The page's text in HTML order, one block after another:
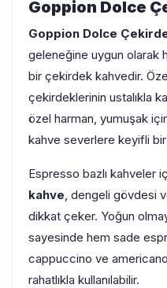
Goppion Dolce
Goppion Dolce
geleneğine uygun olarak
bir çekirdek kahvedir.
çekirdeklerinin ustalıkla
özel harman, yumuşak
kahve severlere keyifli
Espresso bazlı kahveler
kahve, dengeli gövdesi
dikkat çeker. Yoğun
sayesinde hem sade
cappuccino ve
rahatlıkla kullanılabilir.